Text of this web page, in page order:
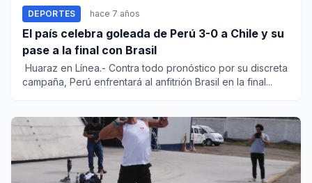
DEPORTES hace 7 años
El país celebra goleada de Perú 3-0 a Chile y su
pase a la final con Brasil
Huaraz en Línea.- Contra todo pronóstico por su discreta
campaña, Perú enfrentará al anfitrión Brasil en la final...